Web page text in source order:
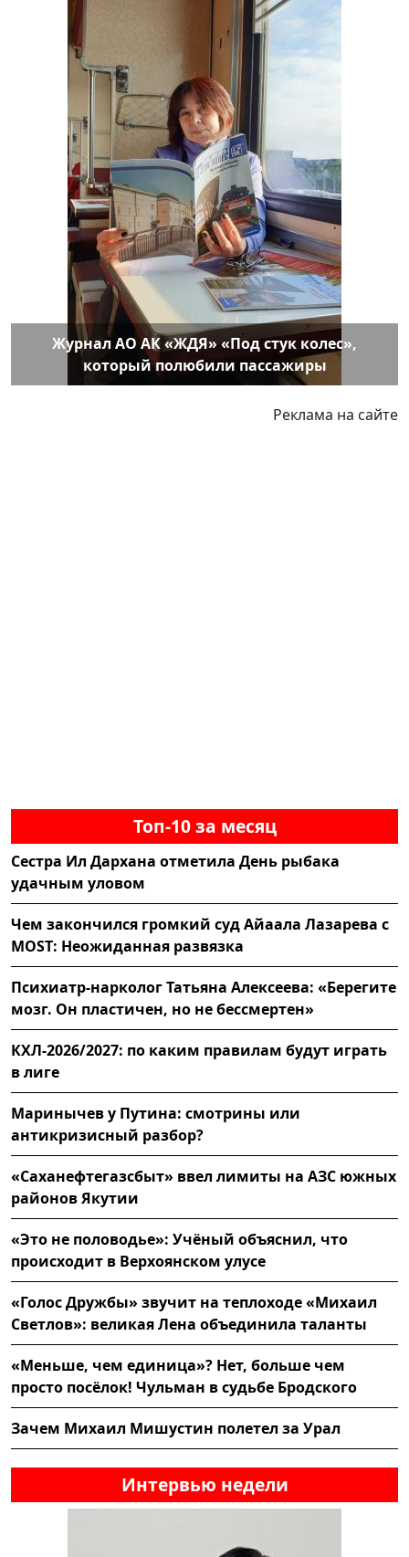
Журнал АО АК «ЖДЯ» «Под стук колес»,
который полюбили пассажиры
Реклама на сайте
Топ-10 за месяц
Сестра Ил Дархана отметила День рыбака
удачным уловом
Чем закончился громкий суд Айаала Лазарева с
MOST: Неожиданная развязка
Психиатр-нарколог Татьяна Алексеева: «Берегите
мозг. Он пластичен, но не бессмертен»
КХЛ-2026/2027: по каким правилам будут играть
в лиге
Маринычев у Путина: смотрины или
антикризисный разбор?
«Саханефтегазсбыт» ввел лимиты на АЗС южных
районов Якутии
«Это не половодье»: Учёный объяснил, что
происходит в Верхоянском улусе
«Голос Дружбы» звучит на теплоходе «Михаил
Светлов»: великая Лена объединила таланты
«Меньше, чем единица»? Нет, больше чем
просто посёлок! Чульман в судьбе Бродского
Зачем Михаил Мишустин полетел за Урал
Интервью недели